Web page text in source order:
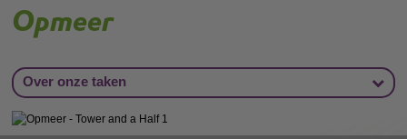
Opmeer
Over onze taken